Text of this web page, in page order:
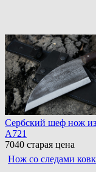
Сербский шеф нож
A721
7040 старая цена
Нож со следами